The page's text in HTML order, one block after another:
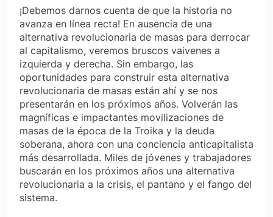
¡Debemos darnos cuenta de que la historia no
avanza en línea recta! En ausencia de una
alternativa revolucionaria de masas para derrocar
al capitalismo, veremos bruscos vaivenes a
izquierda y derecha. Sin embargo, las
oportunidades para construir esta alternativa
revolucionaria de masas están ahí y se nos
presentarán en los próximos años. Volverán las
magníficas e impactantes movilizaciones de
masas de la época de la Troika y la deuda
soberana, ahora con una conciencia anticapitalista
más desarrollada. Miles de jóvenes y trabajadores
buscarán en los próximos años una alternativa
revolucionaria a la crisis, el pantano y el fango del
sistema.